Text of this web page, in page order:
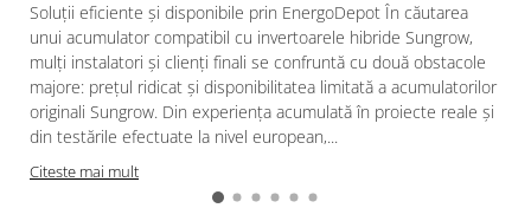
Soluții eficiente și disponibile prin EnergoDepot În căutarea
unui acumulator compatibil cu invertoarele hibride Sungrow,
mulți instalatori și clienți finali se confruntă cu două obstacole
majore: prețul ridicat și disponibilitatea limitată a acumulatorilor
originali Sungrow. Din experiența acumulată în proiecte reale și
din testările efectuate la nivel european,...
Citeste mai mult